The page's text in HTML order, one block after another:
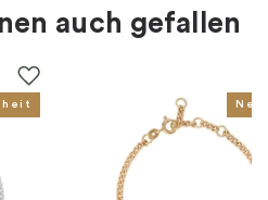
Herren, Kinder
auch gefallen